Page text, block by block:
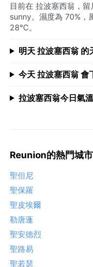
目前在 拉波塞西翁，
sunny。濕度為 70%，
28°C。
明天 拉波塞西翁 的
今天 拉波塞西翁 會
拉波塞西翁今日氣
Reunion的熱門城市
聖但尼
聖保羅
聖皮埃爾
勒唐蓬
聖安德烈
聖路易
聖若瑟